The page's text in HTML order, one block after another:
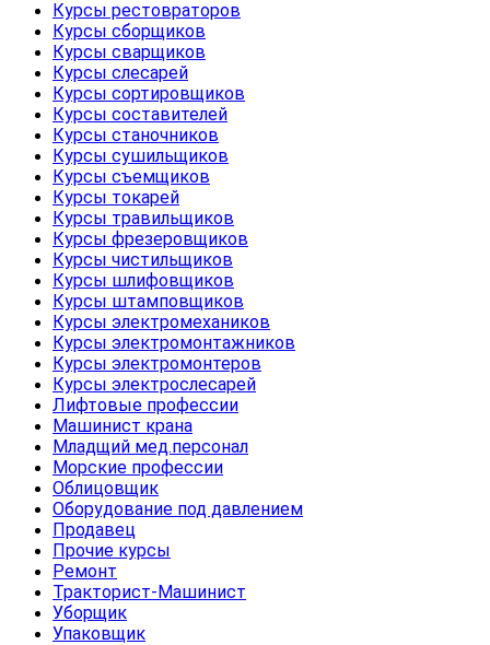
Курсы рестовраторов
Курсы сборщиков
Курсы сварщиков
Курсы слесарей
Курсы сортировщиков
Курсы составителей
Курсы станочников
Курсы сушильщиков
Курсы съемщиков
Курсы токарей
Курсы травильщиков
Курсы фрезеровщиков
Курсы чистильщиков
Курсы шлифовщиков
Курсы штамповщиков
Курсы электромехаников
Курсы электромонтажников
Курсы электромонтеров
Курсы электрослесарей
Лифтовые профессии
Машинист крана
Младщий мед.персонал
Морские профессии
Облицовщик
Оборудование под давлением
Продавец
Прочие курсы
Ремонт
Тракторист-Машинист
Уборщик
Упаковщик